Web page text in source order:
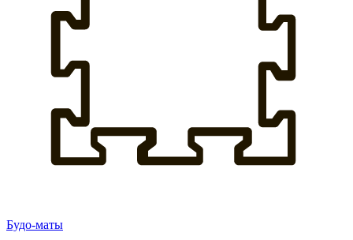
Будо-маты